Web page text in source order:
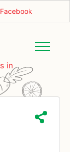
Facebook
in